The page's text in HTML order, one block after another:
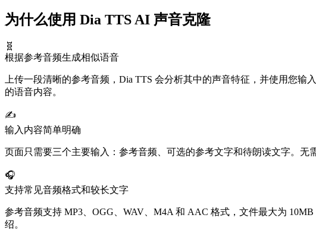
为什么使用 Dia TTS AI 声音克隆
🧬
根据参考音频生成相似语音
上传一段清晰的参考音频，Dia TTS 会分析其中的声音特征，并使用您
的语音内容。
✍️
输入内容简单明确
页面只需要三个主要输入：参考音频、可选的参考文字和待朗读文字。无
🎧
支持常见音频格式和较长文字
参考音频支持 MP3、OGG、WAV、M4A 和 AAC 格式，文件最大为
绍。